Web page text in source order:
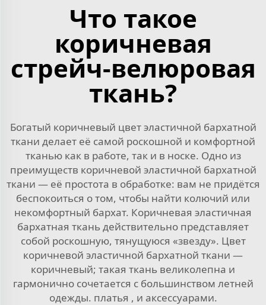
Что такое
коричневая
стрейч-велюровая
ткань?
Богатый коричневый цвет эластичной бархатной
ткани делает её самой роскошной и комфортной
тканью как в работе, так и в носке. Одно из
преимуществ коричневой эластичной бархатной
ткани — её простота в обработке: вам не придётся
беспокоиться о том, чтобы найти колючий или
некомфортный бархат. Коричневая эластичная
бархатная ткань действительно представляет
собой роскошную, тянущуюся «звезду». Цвет
коричневой эластичной бархатной ткани —
коричневый; такая ткань великолепна и
гармонично сочетается с большинством летней
одежды. платья , и аксессуарами.